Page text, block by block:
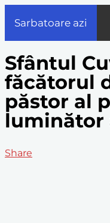
Sarbatoare azi
Sfântul
făcătorul
păstor al
luminător
Share